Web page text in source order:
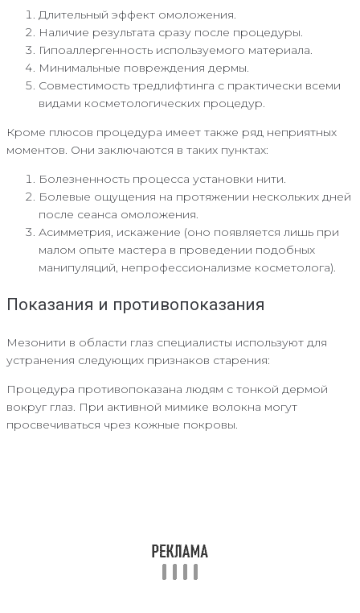
Длительный эффект омоложения.
Наличие результата сразу после процедуры.
Гипоаллергенность используемого материала.
Минимальные повреждения дермы.
Совместимость тредлифтинга с практически всеми
видами косметологических процедур.
Кроме плюсов процедура имеет также ряд неприятных
моментов. Они заключаются в таких пунктах:
Болезненность процесса установки нити.
Болевые ощущения на протяжении нескольких дней
после сеанса омоложения.
Асимметрия, искажение (оно появляется лишь при
малом опыте мастера в проведении подобных
манипуляций, непрофессионализме косметолога).
Показания и противопоказания
Мезонити в области глаз специалисты используют для
устранения следующих признаков старения:
Процедура противопоказана людям с тонкой дермой
вокруг глаз. При активной мимике волокна могут
просвечиваться чрез кожные покровы.